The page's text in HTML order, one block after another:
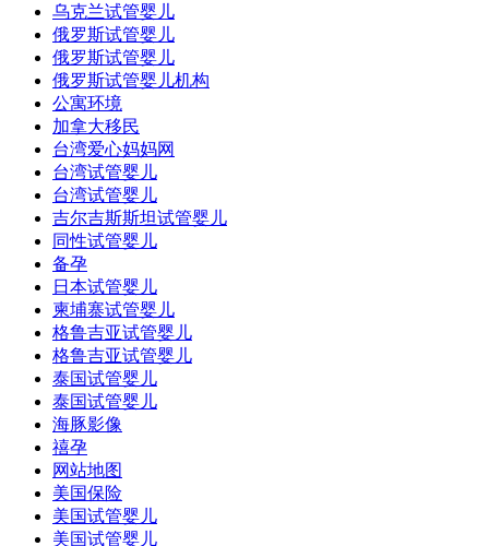
乌克兰试管婴儿
俄罗斯试管婴儿
俄罗斯试管婴儿
俄罗斯试管婴儿机构
公寓环境
加拿大移民
台湾爱心妈妈网
台湾试管婴儿
台湾试管婴儿
吉尔吉斯斯坦试管婴儿
同性试管婴儿
备孕
日本试管婴儿
柬埔寨试管婴儿
格鲁吉亚试管婴儿
格鲁吉亚试管婴儿
泰国试管婴儿
泰国试管婴儿
海豚影像
禧孕
网站地图
美国保险
美国试管婴儿
美国试管婴儿